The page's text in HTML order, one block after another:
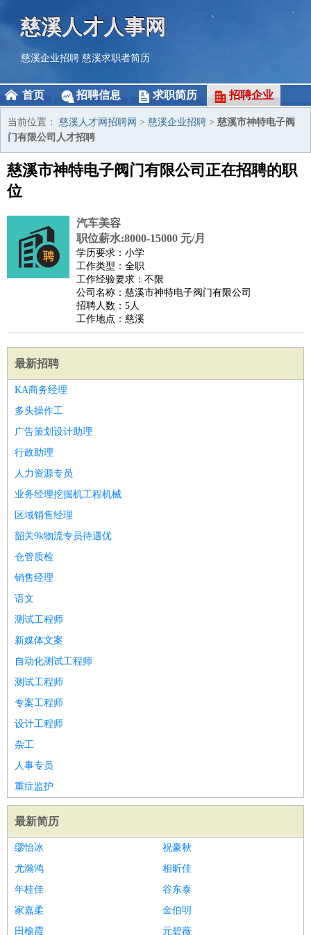
慈溪人才人事网
慈溪企业招聘 慈溪求职者简历
首页 招聘信息 求职简历 招聘企业
当前位置： 慈溪人才网招聘网 > 慈溪企业招聘 > 慈溪市神特电子阀
门有限公司人才招聘
慈溪市神特电子阀门有限公司正在招聘的职
位
汽车美容
职位薪水:8000-15000 元/月
学历要求：小学
工作类型：全职
工作经验要求：不限
公司名称：慈溪市神特电子阀门有限公司
招聘人数：5人
工作地点：慈溪
最新招聘
KA商务经理
多头操作工
广告策划设计助理
行政助理
人力资源专员
业务经理挖掘机工程机械
区域销售经理
韶关9k物流专员待遇优
仓管质检
销售经理
语文
测试工程师
新媒体文案
自动化测试工程师
测试工程师
专案工程师
设计工程师
杂工
人事专员
重症监护
最新简历
缪怡冰
祝豪秋
尤瀚鸿
相昕佳
年桂佳
谷东泰
家嘉柔
金伯明
田榆霞
元碧薇